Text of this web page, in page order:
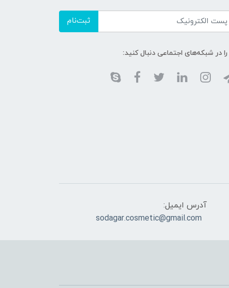
ثبت‌نام
را در شبکه‌های اجتماعی دنبال کنید:
آدرس ایمیل:
sodagar.cosmetic@gmail.com